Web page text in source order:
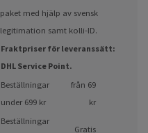
paket med hjälp av svensk
legitimation samt kolli-ID.
Fraktpriser för leveranssätt:
DHL Service Point.
Beställningar
under 699 kr
från 69
kr
Beställningar
Gratis